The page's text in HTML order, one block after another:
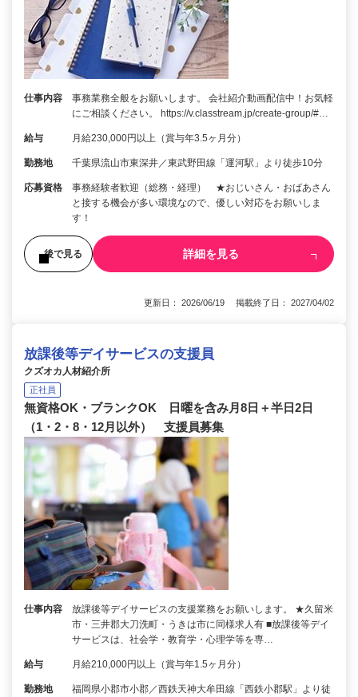
仕事内容
事務業務全般をお願いします。 会社紹介動画配信中！お気軽
にご相談ください。 https://v.classtream.jp/create-group/#…
給与 月給230,000円以上（賞与年3.5ヶ月分）
勤務地 千葉県流山市東深井／東武野田線「運河駅」より徒歩10分
応募資格
事務経験者歓迎（総務・経理） ★おじいさん・おばあさん
と接する機会が多い環境なので、優しい対応をお願いしま
す！
後で見る 詳細を見る
更新日： 2026/06/19 掲載終了日： 2027/04/02
放課後等デイサービスの支援員
クズオカ人材紹介所
正社員
無資格OK・ブランクOK 日曜を含み月8日＋半日2日
（1・2・8・12月以外） 支援員募集
仕事内容
放課後等デイサービスの支援業務をお願いします。 ★久留米
市・三井郡大刀洗町・うきは市に同様求人有 ■放課後等デイ
サービスは、社会学・教育学・心理学等を専…
給与 月給210,000円以上（賞与年1.5ヶ月分）
勤務地
福岡県小郡市小郡／西鉄天神大牟田線「西鉄小郡駅」より徒